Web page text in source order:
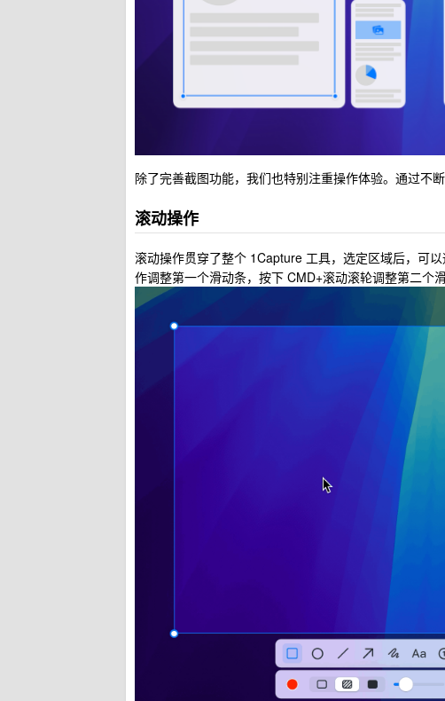
除了完善截图功能，我们也特别注重操作体验。通过不
滚动操作
滚动操作贯穿了整个 1Capture 工具，选定区域后，可
作调整第一个滑动条，按下 CMD+滚动滚轮调整第二个